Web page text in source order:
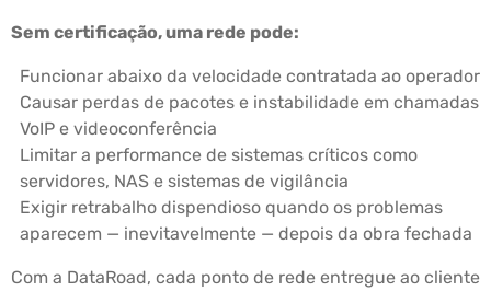
Sem certificação, uma rede pode:
Funcionar abaixo da velocidade contratada ao operador
Causar perdas de pacotes e instabilidade em chamadas
VoIP e videoconferência
Limitar a performance de sistemas críticos como
servidores, NAS e sistemas de vigilância
Exigir retrabalho dispendioso quando os problemas
aparecem — inevitavelmente — depois da obra fechada
Com a DataRoad, cada ponto de rede entregue ao cliente